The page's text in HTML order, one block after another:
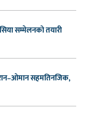
सम्मेलनको तयारी
सहमतिनजिक,